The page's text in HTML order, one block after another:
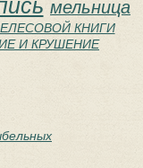
мельница
КНИГИ
И КРУШЕНИЕ